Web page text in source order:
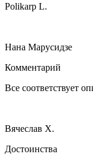
Polikarp L.
Нана Марусидзе
Комментарий
Все соответствует
Вячеслав Х.
Достоинства